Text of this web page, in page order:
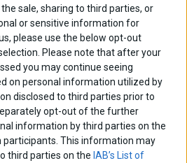
sale, sharing to third parties, or
or sensitive information for
please use the below opt-out
Please note that after your
you may continue seeing
on personal information utilized by
disclosed to third parties prior to
opt-out of the further
information by third parties on the
participants. This information may
third parties on the IAB’s List of
email, και τον ιστότοπο μου σε αυτόν
που θα σχολιάσω.
ΕΠΟΜΕΝΟ ΑΡΘΡΟ
Εισαγγελική πρόταση για
παραπομπή του Γ.
Παπακωνσταντίνου στο
Ειδικό Δικαστήριο